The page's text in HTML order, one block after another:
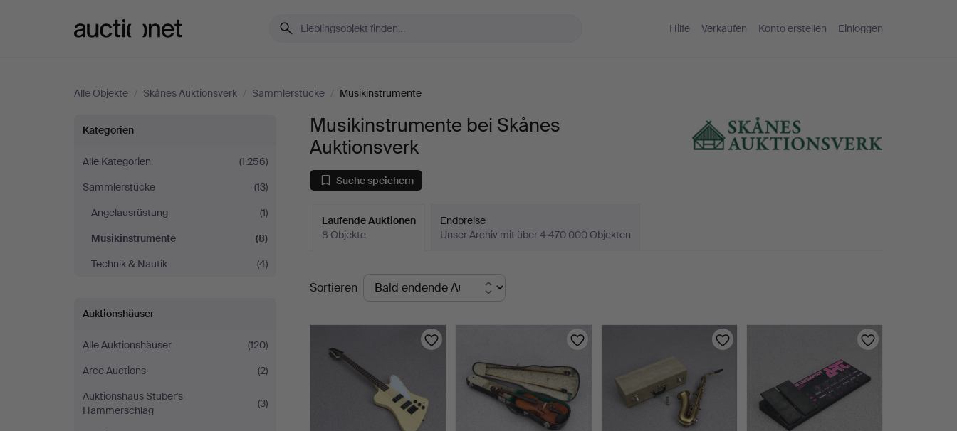
Hilfe Verkaufen Konto erstellen Einloggen
Alle Objekte / Skånes Auktionsverk / Sammlerstücke / Musikinstrumente
Musikinstrumente
bei
Skånes
Auktionsverk
Kategorien
Alle Kategorien
(1.256)
Sammlerstücke
(13)
Angelausrüstung
(1)
Musikinstrumente
(8)
Technik & Nautik
(4)
Auktionshäuser
Alle Auktionshäuser
(120)
Arce Auctions
(2)
Auktionshaus Stuber's
Hammerschlag
(3)
Musikinstrumente bei Skånes
Auktionsverk
Suche speichern
Laufende Auktionen
8 Objekte
Endpreise
Unser Archiv mit über 4 470 000 Objekten
Laufende
Auktionen
Sortieren